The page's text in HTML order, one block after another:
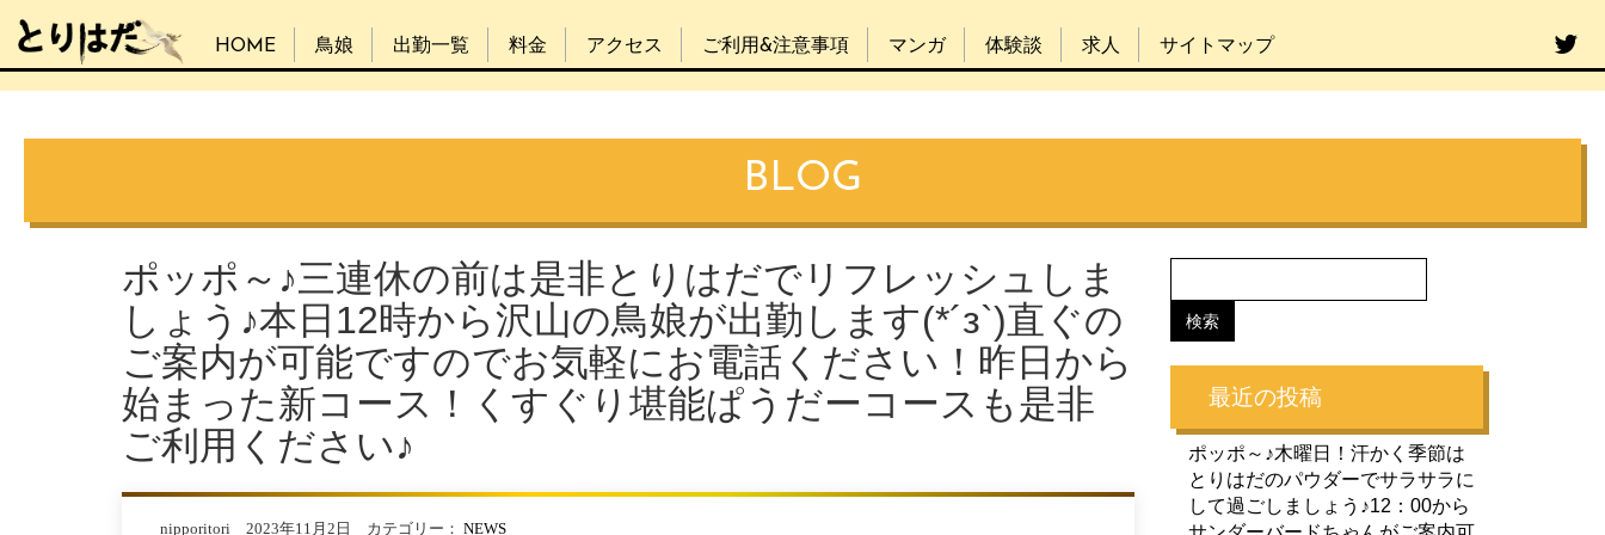
HOME 鳥娘 出勤一覧 料金 アクセス ご利用&注意事項 マンガ 体験談 求人 サイトマップ
BLOG
ポッポ～♪三連休の前は是非とりはだでリフレッシュしま
しょう♪本日12時から沢山の鳥娘が出勤します(*´з`)直ぐの
ご案内が可能ですのでお気軽にお電話ください！昨日から
始まった新コース！くすぐり堪能ぱうだーコースも是非
ご利用ください♪
nipporitori 2023年11月2日 カテゴリー： NEWS
最近の投稿
ポッポ～♪木曜日！汗かく季節は
とりはだのパウダーでサラサラに
して過ごしましょう♪12：00から